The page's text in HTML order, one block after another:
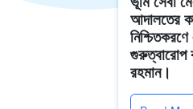
আদালতের
গুরুত্বারোপ
রহমান।